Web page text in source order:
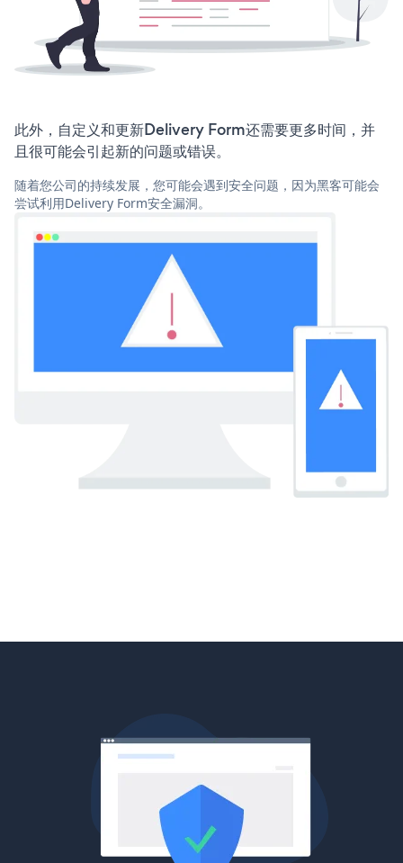
此外，自定义和更新Delivery Form还需要更多时间，并
且很可能会引起新的问题或错误。
随着您公司的持续发展，您可能会遇到安全问题，因为黑客可能会
尝试利用Delivery Form安全漏洞。